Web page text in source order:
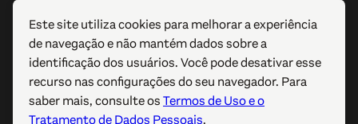
SOBRE ESTE WEBSITE
LIGAÇÕES ÚTEIS
SIGA-NOS
Este site utiliza cookies para melhorar a experiência
de navegação e não mantém dados sobre a
identificação dos usuários. Você pode desativar esse
recurso nas configurações do seu navegador. Para
saber mais, consulte osTermos de Uso e o
Tratamento de Dados Pessoais.